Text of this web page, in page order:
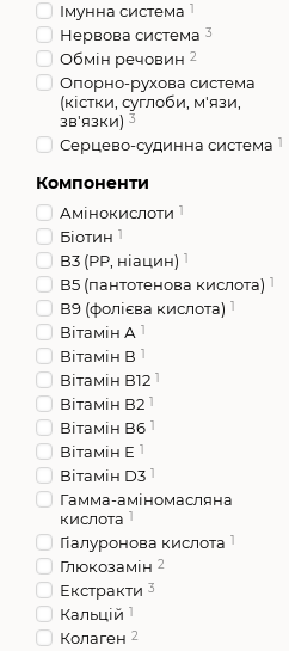
Імунна система 1
Нервова система 3
Обмін речовин 2
Опорно-рухова система
(кістки, суглоби, м'язи,
зв'язки) 3
Серцево-судинна система 1
Компоненти
Амінокислоти 1
Біотин 1
В3 (РР, ніацин) 1
В5 (пантотенова кислота) 1
В9 (фолієва кислота) 1
Вітамін А 1
Вітамін В 1
Вітамін В12 1
Вітамін В2 1
Вітамін В6 1
Вітамін Е 1
Вітамін D3 1
Гамма-аміномасляна
кислота 1
Гіалуронова кислота 1
Глюкозамін 2
Екстракти 3
Кальцій 1
Колаген 2